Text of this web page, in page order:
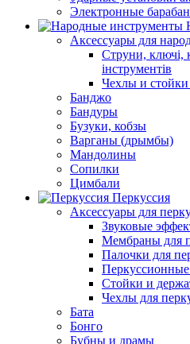
Электронные
Аксессуары для
Струни, ключі,
інструментів
Чехлы и
Банджо
Бандуры
Бузуки, кобзы
Варганы (дрымбы)
Мандолины
Сопилки
Цимбали
Перкуссия
Аксессуары для
Звуковые
Мембраны для
Палочки для
Стойки и
Чехлы для
Бата
Бонго
Бубны и драмы